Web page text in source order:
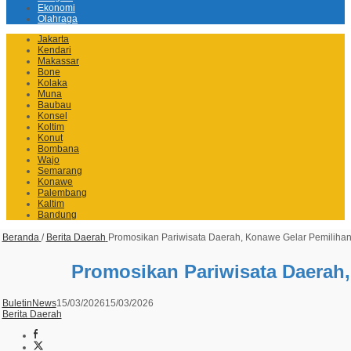
Ekonomi
Olahraga
Jakarta
Kendari
Makassar
Bone
Kolaka
Muna
Baubau
Konsel
Koltim
Konut
Bombana
Wajo
Semarang
Konawe
Palembang
Kaltim
Bandung
Beranda / Berita Daerah Promosikan Pariwisata Daerah, Konawe Gelar
Promosikan Pariwisata
BuletinNews15/03/202615/03/2026
Berita Daerah